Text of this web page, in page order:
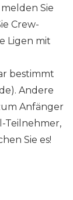
Sie
Crew-
Ligen mit
bestimmt
Andere
Anfänger
Teilnehmer,
Sie es!